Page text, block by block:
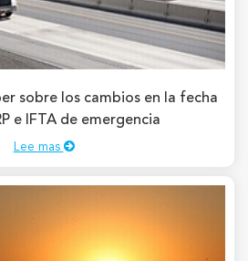
sobre los cambios en la fecha
e IFTA de emergencia
Lee mas